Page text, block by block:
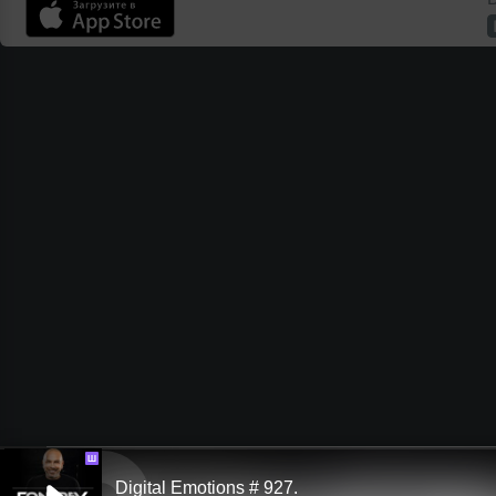
Ш
Digital Emotions # 927.